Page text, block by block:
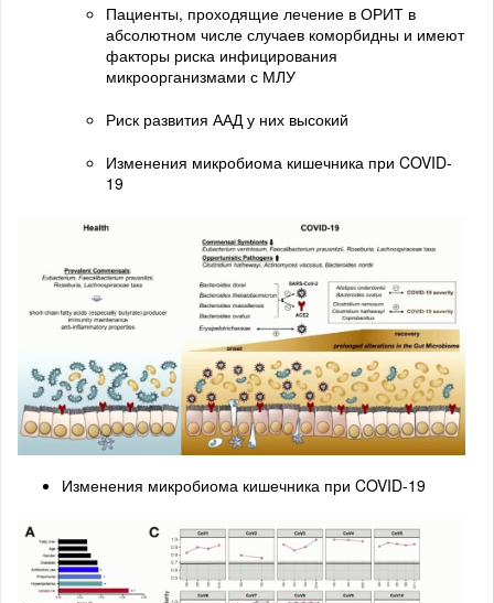
Пациенты, проходящие лечение в ОРИТ в
абсолютном числе случаев коморбидны и имеют
факторы риска инфицирования
микроорганизмами с МЛУ
Риск развития ААД у них высокий
Изменения микробиома кишечника при COVID-
19
Изменения микробиома кишечника при COVID-19